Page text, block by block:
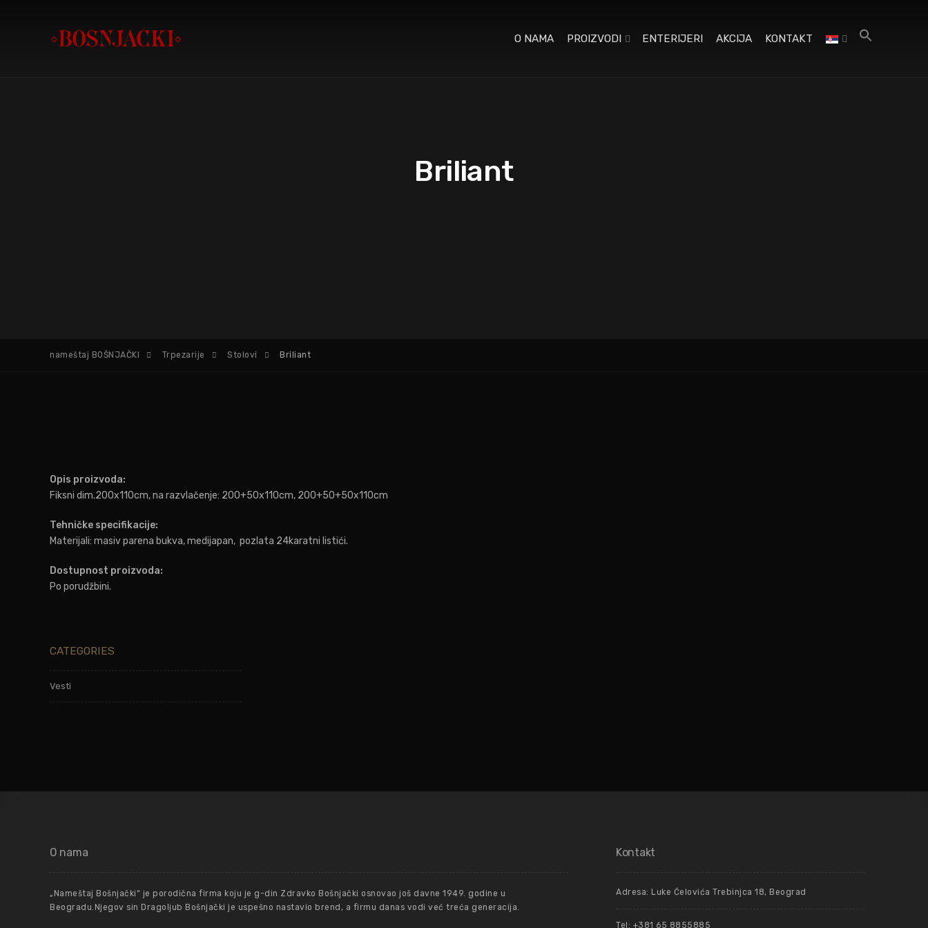
O NAMA PROIZVODI ENTERIJERI AKCIJA KONTAKT
Briliant
nameštaj BOŠNJAČKI Trpezarije Stolovi Briliant
Opis proizvoda:
Fiksni dim.200x110cm, na razvlačenje: 200+50x110cm, 200+50+50x110cm
Tehničke specifikacije:
Materijali: masiv parena bukva, medijapan, pozlata 24karatni listići.
Dostupnost proizvoda:
Po porudžbini.
CATEGORIES
Vesti
O nama
„Nameštaj Bošnjački“ je porodična firma koju je g-din Zdravko Bošnjački osnovao još davne 1949. godine u
Beogradu.Njegov sin Dragoljub Bošnjački je uspešno nastavio brend, a firmu danas vodi već treća generacija.
Kontakt
Adresa: Luke Ćelovića Trebinjca 18, Beograd
Tel: +381 65 8855885